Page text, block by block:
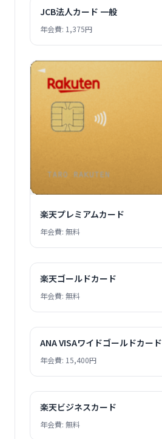
JCB法人カード 一般
年会費: 1,375円
楽天プレミアムカード
年会費: 無料
楽天ゴールドカード
年会費: 無料
ANA VISAワイドゴールドカード
年会費: 15,400円
楽天ビジネスカード
年会費: 無料